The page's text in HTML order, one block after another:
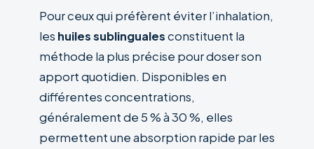
Pour ceux qui préfèrent éviter l’inhalation,
les huiles sublingualesconstituent la
méthode la plus précise pour doser son
apport quotidien. Disponibles en
différentes concentrations,
généralement de 5 % à 30 %, elles
permettent une absorption rapide par les